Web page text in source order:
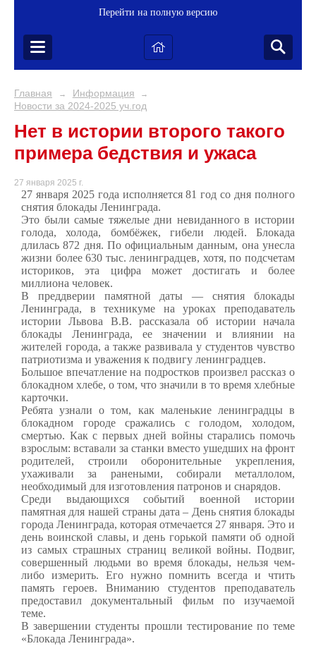
Перейти на полную версию
Главная → Информация →
Новости за 2024-2025 уч.год
Нет в истории второго такого
примера бедствия и ужаса
27 января 2025 г.
27 января 2025 года исполняется 81 год со дня полного
снятия блокады Ленинграда.
Это были самые тяжелые дни невиданного в истории
голода, холода, бомбёжек, гибели людей. Блокада
длилась 872 дня. По официальным данным, она унесла
жизни более 630 тыс. ленинградцев, хотя, по подсчетам
историков, эта цифра может достигать и более
миллиона человек.
В преддверии памятной даты — снятия блокады
Ленинграда, в техникуме на уроках преподаватель
истории Львова В.В. рассказала об истории начала
блокады Ленинграда, ее значении и влиянии на
жителей города, а также развивала у студентов чувство
патриотизма и уважения к подвигу ленинградцев.
Большое впечатление на подростков произвел рассказ о
блокадном хлебе, о том, что значили в то время хлебные
карточки.
Ребята узнали о том, как маленькие ленинградцы в
блокадном городе сражались с голодом, холодом,
смертью. Как с первых дней войны старались помочь
взрослым: вставали за станки вместо ушедших на фронт
родителей, строили оборонительные укрепления,
ухаживали за ранеными, собирали металлолом,
необходимый для изготовления патронов и снарядов.
Среди выдающихся событий военной истории
памятная для нашей страны дата – День снятия блокады
города Ленинграда, которая отмечается 27 января. Это и
день воинской славы, и день горькой памяти об одной
из самых страшных страниц великой войны. Подвиг,
совершенный людьми во время блокады, нельзя чем-
либо измерить. Его нужно помнить всегда и чтить
память героев. Вниманию студентов преподаватель
предоставил документальный фильм по изучаемой
теме.
В завершении студенты прошли тестирование по теме
«Блокада Ленинграда».